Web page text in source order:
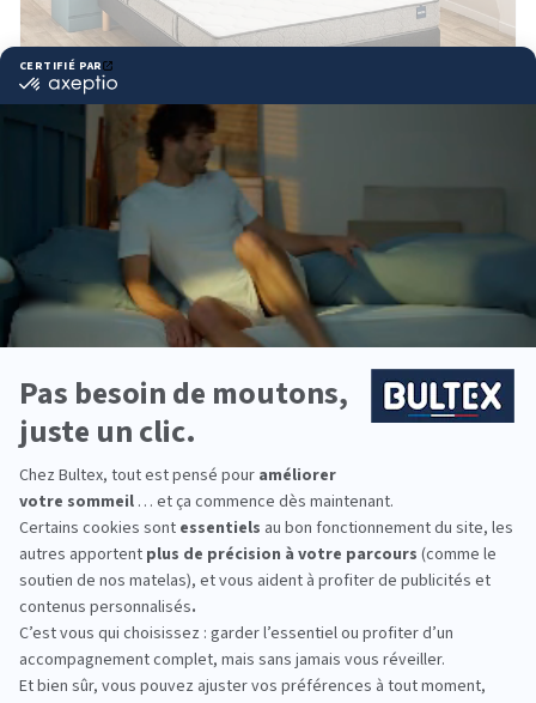
Matelas EFFICIENT
(84 avis)
832,00 €
Pour les amateurs de fermeté
BULTEX® Nano, 19cm
DÉCOUVRIR
-40%